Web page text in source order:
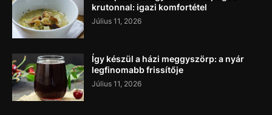
krutonnal: igazi komfortétel
Július 11, 2026
Így készül a házi meggyszörp: a nyár
legfinomabb frissítője
Július 11, 2026